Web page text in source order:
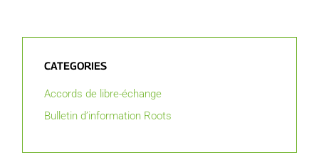
CATEGORIES
Accords de libre-échange
Bulletin d’information Roots